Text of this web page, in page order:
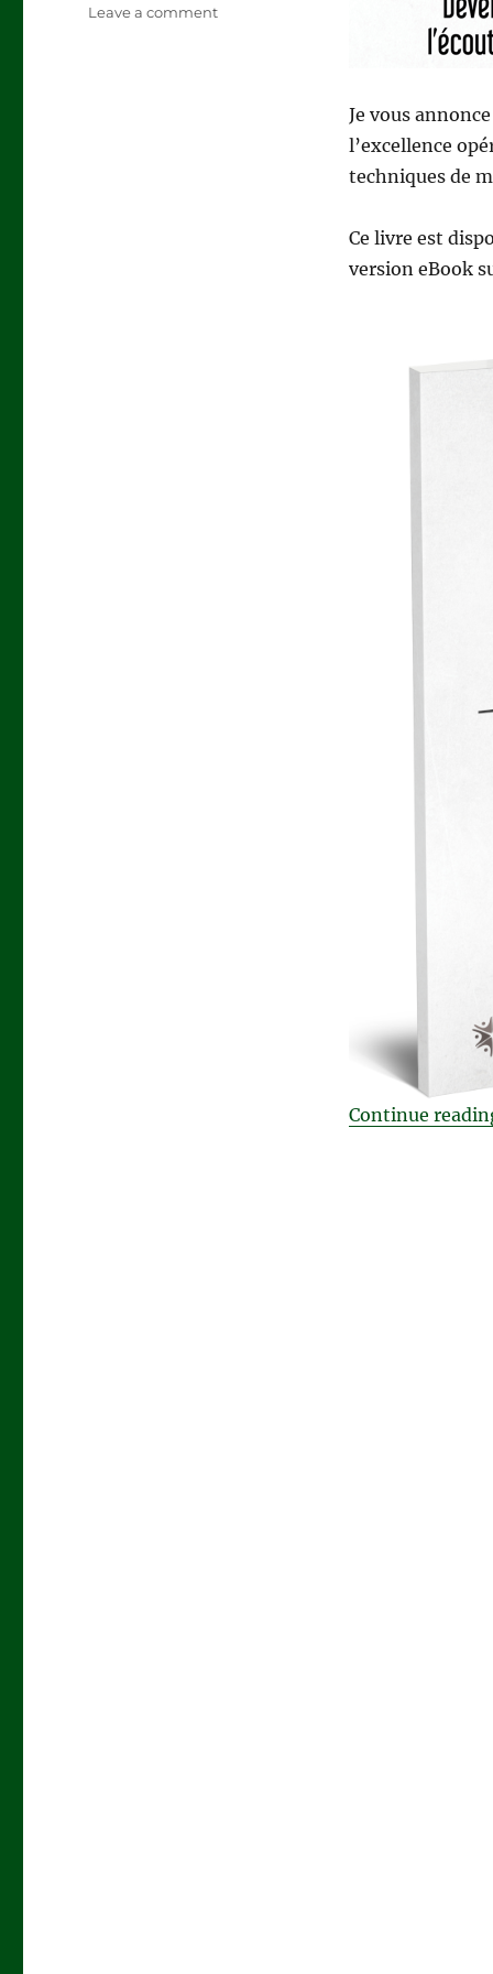
Je vous
l’excellence
techniques de
Ce livre est
version eBook
Continue
Leave a commenton